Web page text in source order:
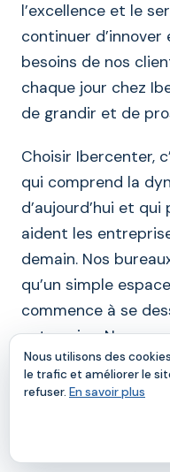
l’excellence et le
continuer
besoins de nos
chaque jour chez
de grandir et de
Choisir Ibercenter,
qui comprend la
d’aujourd’hui et
aident les
demain. Nos
qu’un simple
commence à se
entreprise. Nous
accompagner à
vers le succès.
Conclusion
Nous utilisons des
le trafic et améliorer le
refuser. En savoir plus